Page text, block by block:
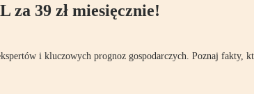
za 39 zł miesięcznie!
i kluczowych prognoz gospodarczych. Poznaj fakty,